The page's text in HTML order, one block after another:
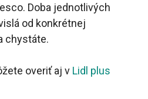
Doba jednotlivých
od konkrétnej
chystáte.
overiť aj v Lidl plus